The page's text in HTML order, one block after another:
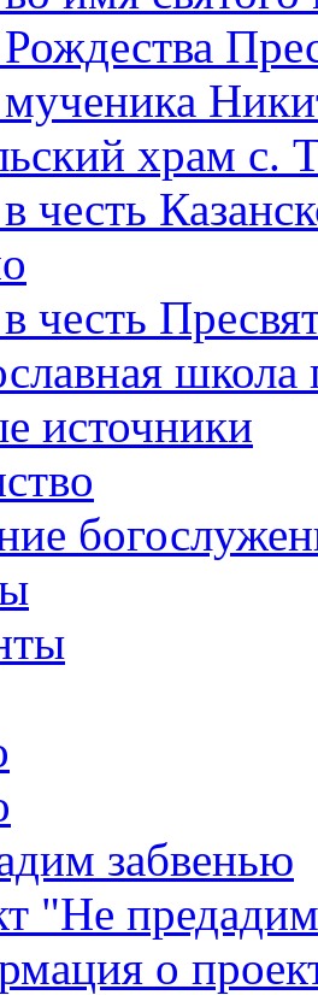
храм с.
честь
честь
школа
источники
забвенью
"Не
о